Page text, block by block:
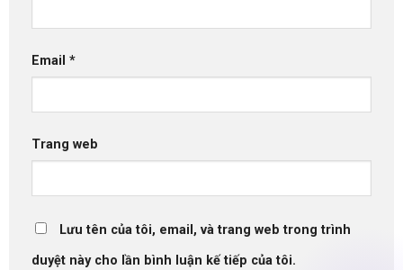
Email *
Trang web
Lưu tên của tôi, email, và trang web trong trình
duyệt này cho lần bình luận kế tiếp của tôi.